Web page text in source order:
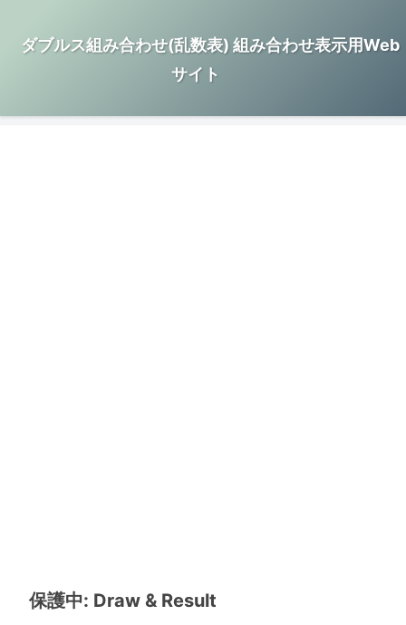
ダブルス組み合わせ(乱数表) 組み合わせ表示用Web
サイト
保護中: Draw & Result